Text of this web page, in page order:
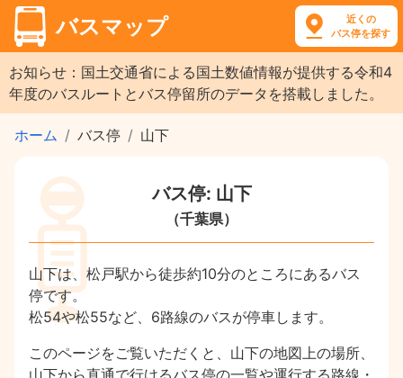
バスマップ
近くの
バス停を探す
お知らせ：国土交通省による国土数値情報が提供する令和4
年度のバスルートとバス停留所のデータを搭載しました。
ホーム バス停 山下
バス停: 山下
（千葉県）
山下は、松戸駅から徒歩約10分のところにあるバス
停です。
松54や松55など、6路線のバスが停車します。
このページをご覧いただくと、山下の地図上の場所、
山下から直通で行けるバス停の一覧や運行する路線・